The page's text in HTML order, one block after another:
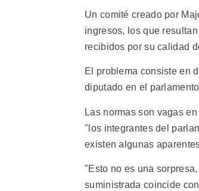
Un comité creado por
ingresos, los que
recibidos por su calidad
El problema consiste en
diputado en el
Las normas son vagas
"los integrantes del
existen algunas
"Esto no es una
suministrada coincide